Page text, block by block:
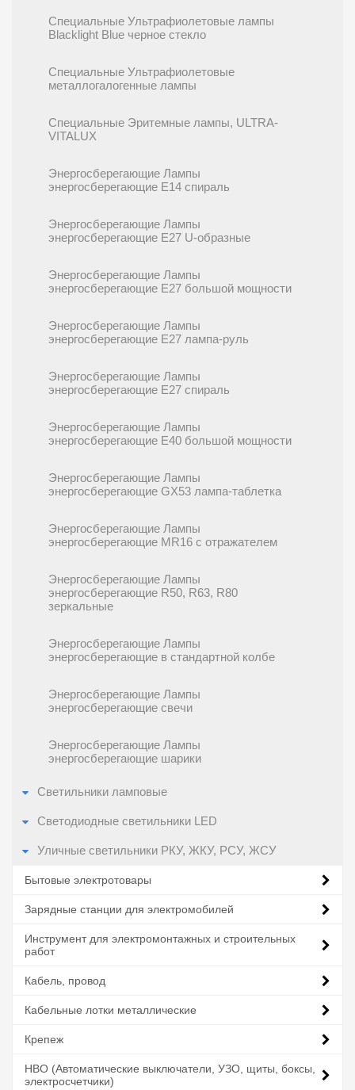
Специальные Ультрафиолетовые лампы
Blacklight Blue черное стекло
Специальные Ультрафиолетовые
металлогалогенные лампы
Специальные Эритемные лампы, ULTRA-
VITALUX
Энергосберегающие Лампы
энергосберегающие E14 спираль
Энергосберегающие Лампы
энергосберегающие E27 U-образные
Энергосберегающие Лампы
энергосберегающие E27 большой мощности
Энергосберегающие Лампы
энергосберегающие E27 лампа-руль
Энергосберегающие Лампы
энергосберегающие E27 спираль
Энергосберегающие Лампы
энергосберегающие E40 большой мощности
Энергосберегающие Лампы
энергосберегающие GX53 лампа-таблетка
Энергосберегающие Лампы
энергосберегающие MR16 с отражателем
Энергосберегающие Лампы
энергосберегающие R50, R63, R80
зеркальные
Энергосберегающие Лампы
энергосберегающие в стандартной колбе
Энергосберегающие Лампы
энергосберегающие свечи
Энергосберегающие Лампы
энергосберегающие шарики
Светильники ламповые
Светодиодные светильники LED
Уличные светильники РКУ, ЖКУ, РСУ, ЖСУ
Бытовые электротовары
Зарядные станции для электромобилей
Инструмент для электромонтажных и строительных
работ
Кабель, провод
Кабельные лотки металлические
Крепеж
НВО (Автоматические выключатели, УЗО, щиты, боксы,
электросчетчики)